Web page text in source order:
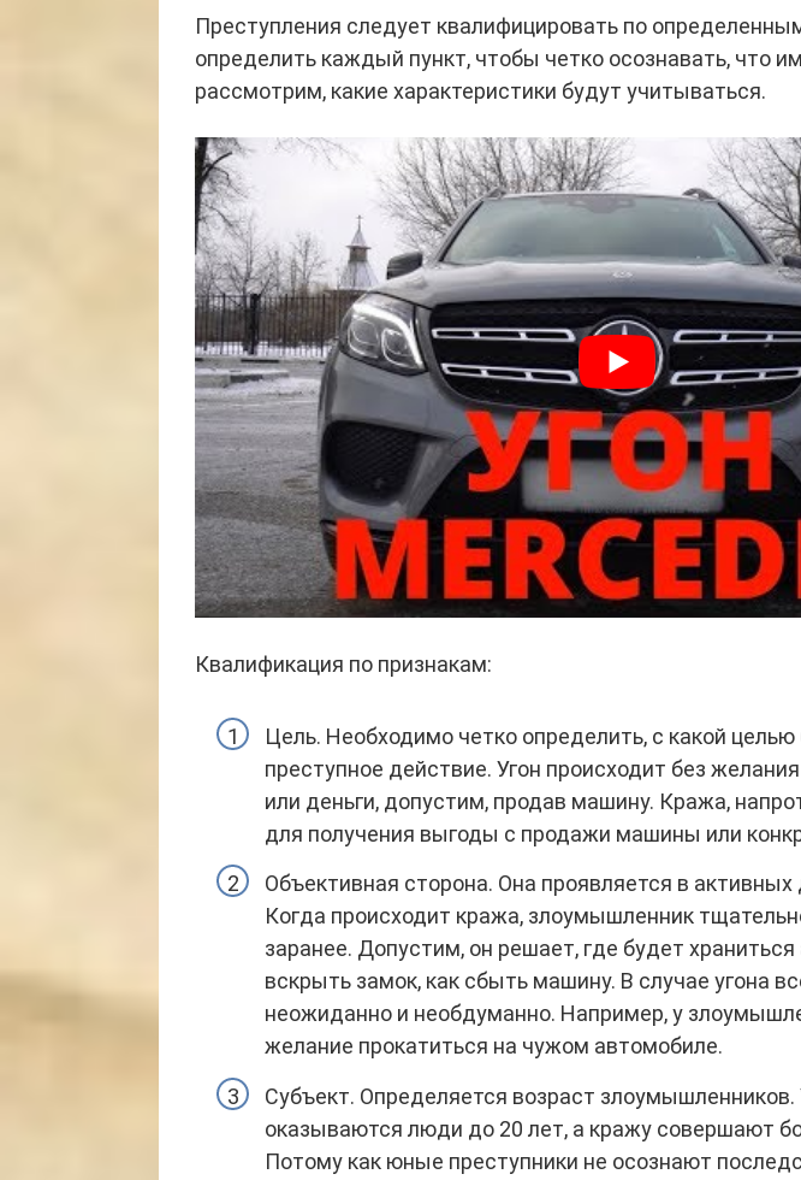
Преступления следует квалифицировать по
определить каждый пункт, чтобы четко осознавать, что
рассмотрим, какие характеристики будут учитываться.
Квалификация по признакам:
Цель. Необходимо четко определить, с какой
преступное действие. Угон происходит без
или деньги, допустим, продав машину. Кража,
для получения выгоды с продажи машины или
Объективная сторона. Она проявляется в активных
Когда происходит кража, злоумышленник
заранее. Допустим, он решает, где будет
вскрыть замок, как сбыть машину. В случае угона
неожиданно и необдуманно. Например, у
желание прокатиться на чужом автомобиле.
Субъект. Определяется возраст
оказываются люди до 20 лет, а кражу совершают
Потому как юные преступники не осознают